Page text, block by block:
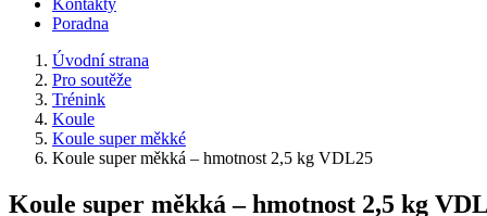
Kontakty
Poradna
Úvodní strana
Pro soutěže
Trénink
Koule
Koule super měkké
Koule super měkká – hmotnost 2,5 kg VDL25
Koule super měkká – hmotnost 2,5 kg